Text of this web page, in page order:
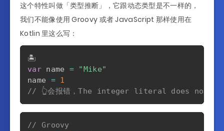
这个特性叫做「类型推断」，它跟动态类型是不一样的，
我们不能像使用 Groovy 或者 JavaScript 那样使用在
Kotlin 里这么写：
var name =
"Mike"
name = 1
// 👆会报错，The integer literal does not
// Groovy